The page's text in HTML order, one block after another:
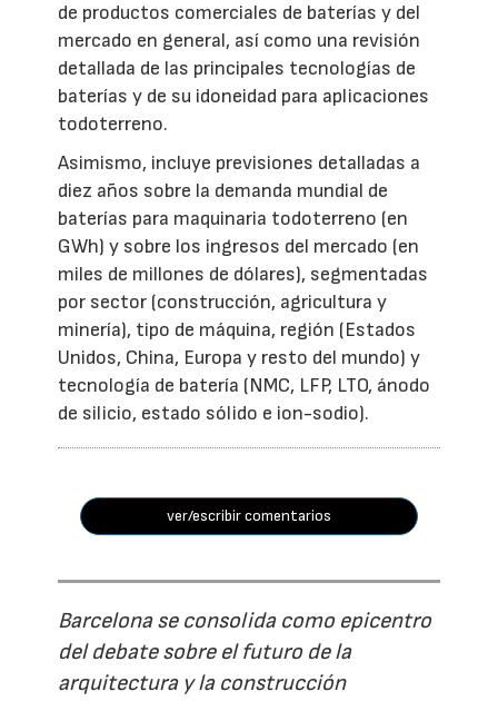
de productos comerciales de baterías y del
mercado en general, así como una revisión
detallada de las principales tecnologías de
baterías y de su idoneidad para aplicaciones
todoterreno.
Asimismo, incluye previsiones detalladas a
diez años sobre la demanda mundial de
baterías para maquinaria todoterreno (en
GWh) y sobre los ingresos del mercado (en
miles de millones de dólares), segmentadas
por sector (construcción, agricultura y
minería), tipo de máquina, región (Estados
Unidos, China, Europa y resto del mundo) y
tecnología de batería (NMC, LFP, LTO, ánodo
de silicio, estado sólido e ion-sodio).
ver/escribir comentarios
Barcelona se consolida como epicentro
del debate sobre el futuro de la
arquitectura y la construcción